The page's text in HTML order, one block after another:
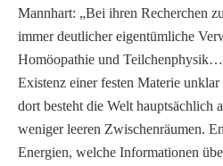
Mannhart: „Bei ihren Recherchen
immer deutlicher eigentümliche
Homöopathie und
Existenz einer festen Materie
dort besteht die Welt hauptsächlich
weniger leeren Zwischenräumen.
Energien, welche Informationen